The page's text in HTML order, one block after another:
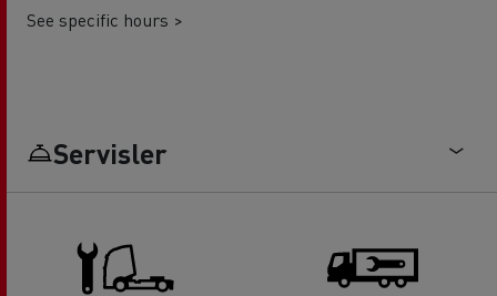
See specific hours >
Servisler